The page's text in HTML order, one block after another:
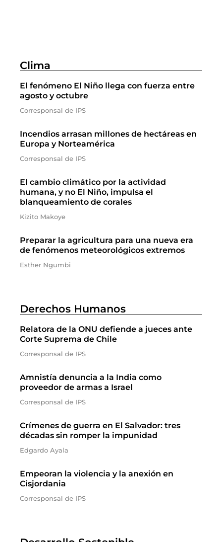
Clima
El fenómeno El Niño llega con fuerza entre
agosto y octubre
Corresponsal de IPS
Incendios arrasan millones de hectáreas en
Europa y Norteamérica
Corresponsal de IPS
El cambio climático por la actividad
humana, y no El Niño, impulsa el
blanqueamiento de corales
Kizito Makoye
Preparar la agricultura para una nueva era
de fenómenos meteorológicos extremos
Esther Ngumbi
Derechos Humanos
Relatora de la ONU defiende a jueces ante
Corte Suprema de Chile
Corresponsal de IPS
Amnistía denuncia a la India como
proveedor de armas a Israel
Corresponsal de IPS
Crímenes de guerra en El Salvador: tres
décadas sin romper la impunidad
Edgardo Ayala
Empeoran la violencia y la anexión en
Cisjordania
Corresponsal de IPS